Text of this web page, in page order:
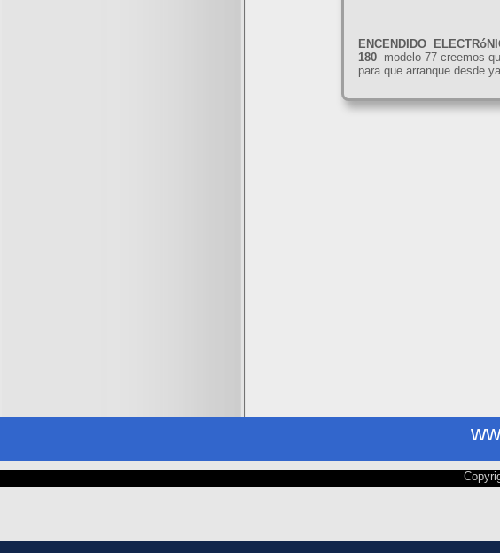
ENCENDIDO
180modelo 77 creemos
para que arranque desde